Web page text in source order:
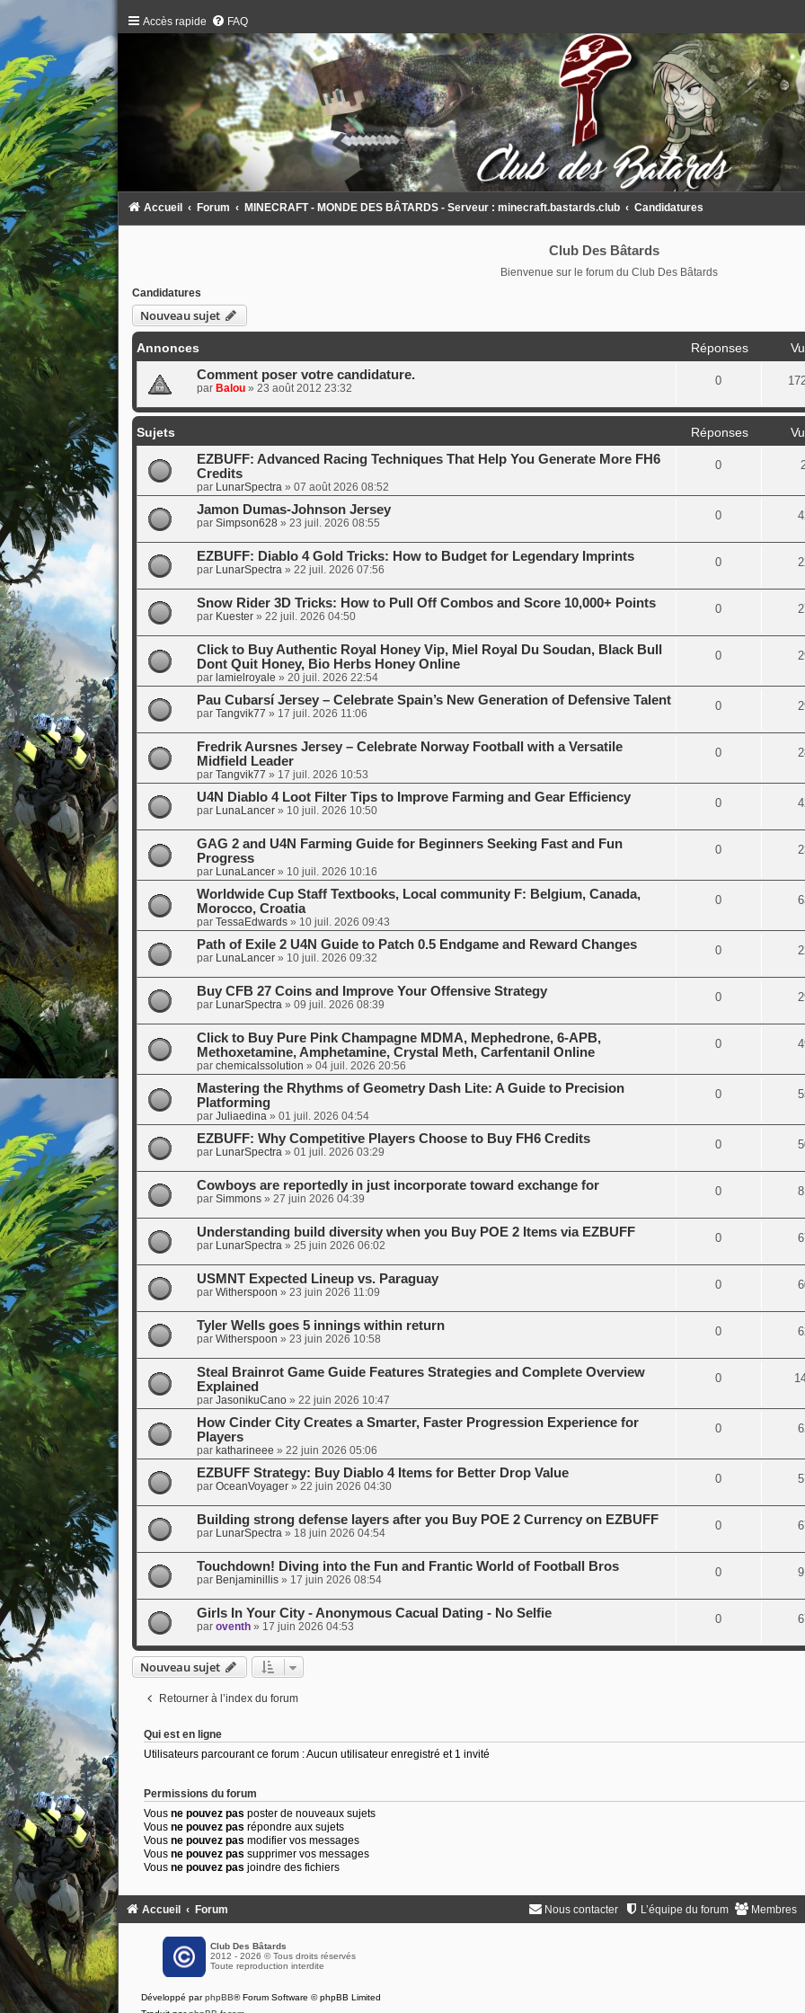
Accès rapide FAQ
Accueil Forum MINECRAFT - MONDE DES BÂTARDS - Serveur : minecraft.bastards.club Candidatures
Club Des Bâtards
Bienvenue sur le forum du Club Des Bâtards
Candidatures
Nouveau sujet
Annonces Réponses
Comment poser votre candidature.
par Balou» 23 août 2012 23:32
0
Sujets Réponses
EZBUFF: Advanced Racing Techniques That Help You Generate More FH6
Credits
par LunarSpectra » 07 août 2026 08:52
0
Jamon Dumas-Johnson Jersey
par Simpson628 » 23 juil. 2026 08:55
0
EZBUFF: Diablo 4 Gold Tricks: How to Budget for Legendary Imprints
par LunarSpectra » 22 juil. 2026 07:56
0
Snow Rider 3D Tricks: How to Pull Off Combos and Score 10,000+ Points
par Kuester» 22 juil. 2026 04:50
0
Click to Buy Authentic Royal Honey Vip, Miel Royal Du Soudan, Black Bull
Dont Quit Honey, Bio Herbs Honey Online
par lamielroyale » 20 juil. 2026 22:54
0
Pau Cubarsí Jersey – Celebrate Spain’s New Generation of Defensive Talent
par Tangvik77 » 17 juil. 2026 11:06
0
Fredrik Aursnes Jersey – Celebrate Norway Football with a Versatile
Midfield Leader
par Tangvik77 » 17 juil. 2026 10:53
0
U4N Diablo 4 Loot Filter Tips to Improve Farming and Gear Efficiency
par LunaLancer» 10 juil. 2026 10:50
0
GAG 2 and U4N Farming Guide for Beginners Seeking Fast and Fun
Progress
par LunaLancer» 10 juil. 2026 10:16
0
Worldwide Cup Staff Textbooks, Local community F: Belgium, Canada,
Morocco, Croatia
par TessaEdwards» 10 juil. 2026 09:43
0
Path of Exile 2 U4N Guide to Patch 0.5 Endgame and Reward Changes
par LunaLancer» 10 juil. 2026 09:32
0
Buy CFB 27 Coins and Improve Your Offensive Strategy
par LunarSpectra » 09 juil. 2026 08:39
0
Click to Buy Pure Pink Champagne MDMA, Mephedrone, 6-APB,
Methoxetamine, Amphetamine, Crystal Meth, Carfentanil Online
par chemicalssolution » 04 juil. 2026 20:56
0
Mastering the Rhythms of Geometry Dash Lite: A Guide to Precision
Platforming
par Juliaedina » 01 juil. 2026 04:54
0
EZBUFF: Why Competitive Players Choose to Buy FH6 Credits
par LunarSpectra » 01 juil. 2026 03:29
0
Cowboys are reportedly in just incorporate toward exchange for
par Simmons» 27 juin 2026 04:39
0
Understanding build diversity when you Buy POE 2 Items via EZBUFF
par LunarSpectra » 25 juin 2026 06:02
0
USMNT Expected Lineup vs. Paraguay
par Witherspoon » 23 juin 2026 11:09
0
Tyler Wells goes 5 innings within return
par Witherspoon » 23 juin 2026 10:58
0
Steal Brainrot Game Guide Features Strategies and Complete Overview
Explained
par JasonikuCano» 22 juin 2026 10:47
0
How Cinder City Creates a Smarter, Faster Progression Experience for
Players
par katharineee » 22 juin 2026 05:06
0
EZBUFF Strategy: Buy Diablo 4 Items for Better Drop Value
par OceanVoyager» 22 juin 2026 04:30
0
Building strong defense layers after you Buy POE 2 Currency on EZBUFF
par LunarSpectra » 18 juin 2026 04:54
0
Touchdown! Diving into the Fun and Frantic World of Football Bros
par Benjaminillis» 17 juin 2026 08:54
0
Girls In Your City - Anonymous Cacual Dating - No Selfie
par oventh» 17 juin 2026 04:53
0
Nouveau sujet
Retourner à l’index du forum
Qui est en ligne
Utilisateurs parcourant ce forum : Aucun utilisateur enregistré et 1 invité
Permissions du forum
Vous ne pouvez pas poster de nouveaux sujets
Vous ne pouvez pas répondre aux sujets
Vous ne pouvez pas modifier vos messages
Vous ne pouvez pas supprimer vos messages
Vous ne pouvez pas joindre des fichiers
Accueil Forum Membres
L’équipe du forum
Nous contacter
Club Des Bâtards
2012 - 2026 © Tous droits réservés
Toute reproduction interdite
Développé parphpBB® Forum Software © phpBB Limited